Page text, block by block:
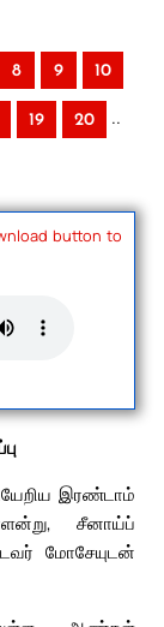
8 9 10
19 20 ..
button to
இரண்டாம்
சீனாய்ப்
மோசேயுடன்